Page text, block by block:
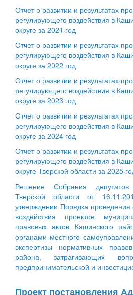
Отчет о развитии и результатах
регулирующего воздействия в
округе за 2021 год
Отчет о развитии и результатах
регулирующего воздействия в
округе за 2022 год
Отчет о развитии и результатах
регулирующего воздействия в
округе за 2023 год
Отчет о развитии и результатах
регулирующего воздействия в
округе за 2024 год
Отчет о развитии и результатах
регулирующего воздействия в
округе Тверской области за 2025
Решение Собрания
Тверской области от
утверждении Порядка
воздействия проектов
правовых актов Кашинского
органами местного
экспертизы нормативных
района, затрагивающих
предпринимательской и
Проект постановления